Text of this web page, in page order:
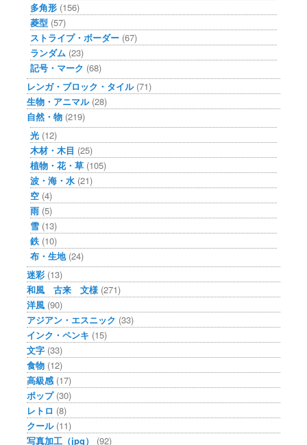
多角形 (156)
菱型 (57)
ストライプ・ボーダー (67)
ランダム (23)
記号・マーク (68)
レンガ・ブロック・タイル(71)
生物・アニマル(28)
自然・物 (219)
光 (12)
木材・木目 (25)
植物・花・草 (105)
波・海・水 (21)
空 (4)
雨 (5)
雪 (13)
鉄 (10)
布・生地(24)
迷彩 (13)
和風 古来 文様 (271)
洋風 (90)
アジアン・エスニック (33)
インク・ペンキ (15)
文字 (33)
食物 (12)
高級感 (17)
ポップ(30)
レトロ (8)
クール(11)
写真加工（jpg）
(92)